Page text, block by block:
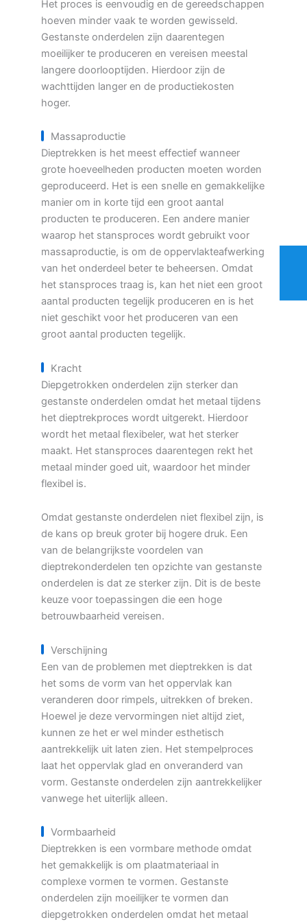
Het proces is eenvoudig en de gereedschappen
hoeven minder vaak te worden gewisseld.
Gestanste onderdelen zijn daarentegen
moeilijker te produceren en vereisen meestal
langere doorlooptijden. Hierdoor zijn de
wachttijden langer en de productiekosten
hoger.
Massaproductie
Dieptrekken is het meest effectief wanneer
grote hoeveelheden producten moeten worden
geproduceerd. Het is een snelle en gemakkelijke
manier om in korte tijd een groot aantal
producten te produceren. Een andere manier
waarop het stansproces wordt gebruikt voor
massaproductie, is om de oppervlakteafwerking
van het onderdeel beter te beheersen. Omdat
het stansproces traag is, kan het niet een groot
aantal producten tegelijk produceren en is het
niet geschikt voor het produceren van een
groot aantal producten tegelijk.
Kracht
Diepgetrokken onderdelen zijn sterker dan
gestanste onderdelen omdat het metaal tijdens
het dieptrekproces wordt uitgerekt. Hierdoor
wordt het metaal flexibeler, wat het sterker
maakt. Het stansproces daarentegen rekt het
metaal minder goed uit, waardoor het minder
flexibel is.
Omdat gestanste onderdelen niet flexibel zijn, is
de kans op breuk groter bij hogere druk. Een
van de belangrijkste voordelen van
dieptrekonderdelen ten opzichte van gestanste
onderdelen is dat ze sterker zijn. Dit is de beste
keuze voor toepassingen die een hoge
betrouwbaarheid vereisen.
Verschijning
Een van de problemen met dieptrekken is dat
het soms de vorm van het oppervlak kan
veranderen door rimpels, uitrekken of breken.
Hoewel je deze vervormingen niet altijd ziet,
kunnen ze het er wel minder esthetisch
aantrekkelijk uit laten zien. Het stempelproces
laat het oppervlak glad en onveranderd van
vorm. Gestanste onderdelen zijn aantrekkelijker
vanwege het uiterlijk alleen.
Vormbaarheid
Dieptrekken is een vormbare methode omdat
het gemakkelijk is om plaatmateriaal in
complexe vormen te vormen. Gestanste
onderdelen zijn moeilijker te vormen dan
diepgetrokken onderdelen omdat het metaal